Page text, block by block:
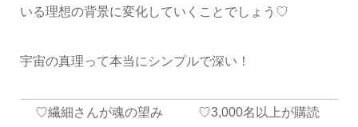
いる理想の背景に変化していくことでしょう♡
宇宙の真理って本当にシンプルで深い！
♡繊細さんが魂の望み
♡3,000名以上が購読